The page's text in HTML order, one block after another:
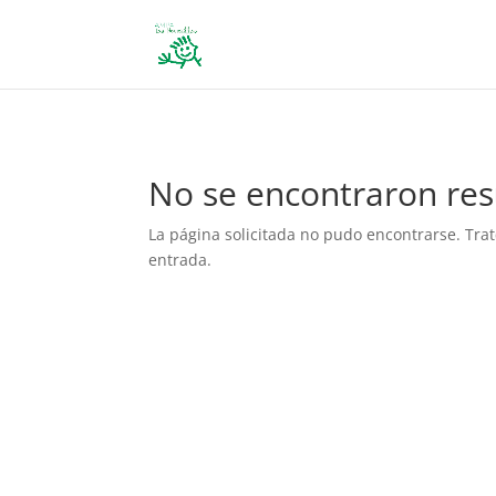
No se encontraron
La página solicitada no pudo encontrarse.
entrada.